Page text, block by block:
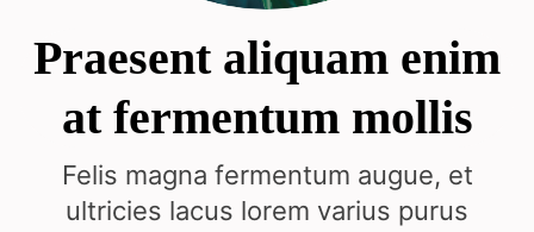
Praesent aliquam enim
at fermentum mollis
Felis magna fermentum augue, et
ultricies lacus lorem varius purus